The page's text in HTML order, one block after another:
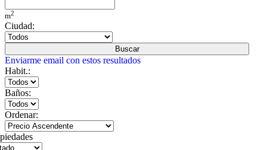
m2
Ciudad:
Buscar
Enviarme email con estos resultados
Habit.:
Baños:
Ordenar: